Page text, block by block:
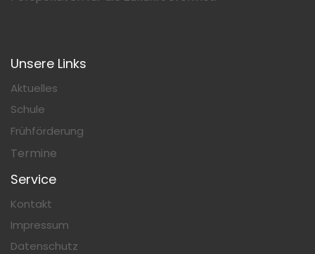
Unsere Links
Aktuelles
Schule
Frühförderung
Termine
Service
Kontakt
Impressum
Datenschutz